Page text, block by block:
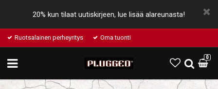
20% kun tilaat uutiskirjeen, lue lisää alareunasta!
Ruotsalainen perheyritys Oma tuonti
0